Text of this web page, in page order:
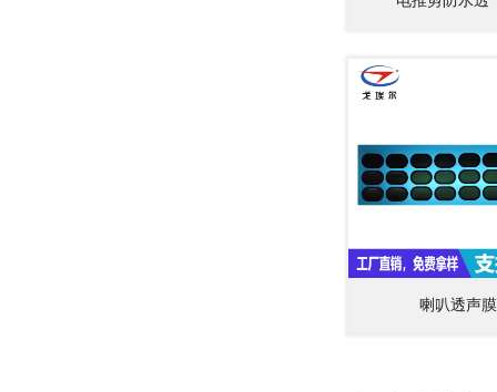
喇叭透声膜